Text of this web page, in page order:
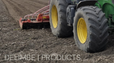
DELIMBE | PRODUCTS